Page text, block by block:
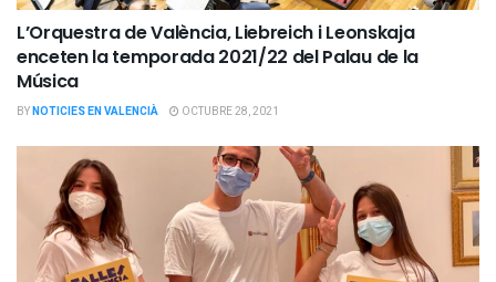
L’Orquestra de València, Liebreich i Leonskaja
enceten la temporada 2021/22 del Palau de la
Música
BYNOTICIES EN VALENCIÀ OCTUBRE 28, 2021